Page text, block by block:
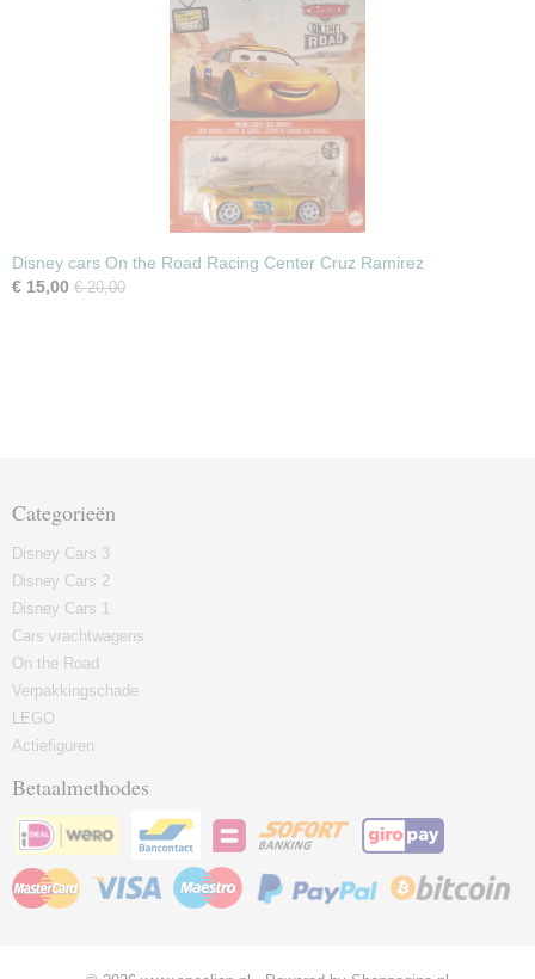
Disney cars On the Road Racing Center Cruz Ramirez
€ 15,00 € 20,00
Categorieën
Disney Cars 3
Disney Cars 2
Disney Cars 1
Cars vrachtwagens
On the Road
Verpakkingschade
LEGO
Actiefiguren
Betaalmethodes